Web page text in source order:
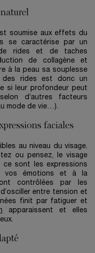
soumise aux effets du
se caractérise par un
de rides et de taches
de collagène et
à la peau sa souplesse
des rides est donc un
si leur profondeur peut
d’autres facteurs
mode de vie…).
faciales
au niveau du visage.
ou pensez, le visage
ce sont les expressions
vos émotions et à la
contrôlées par les
entre tension et
finit par fatiguer et
apparaissent et elles